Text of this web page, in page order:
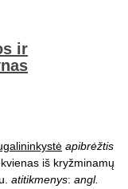
ir
apibrėžtis
iš kryžminamų
atitikmenys: angl.